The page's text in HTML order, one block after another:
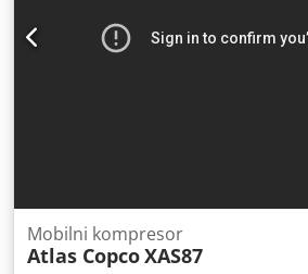
Mobilni kompresor
Atlas CopcoXAS87